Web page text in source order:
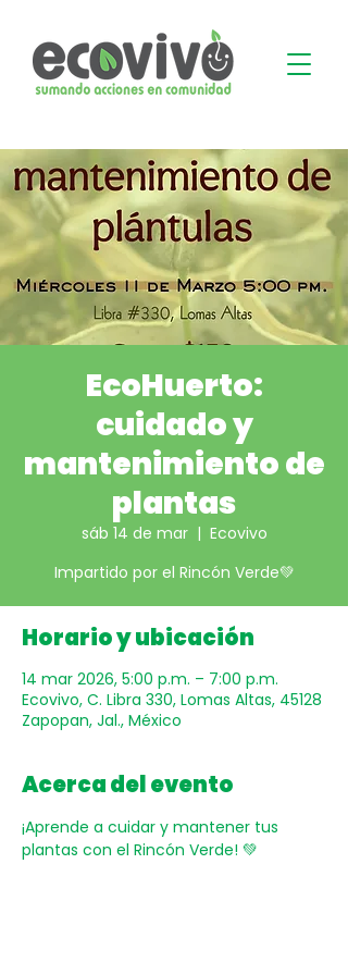
EcoHuerto:
cuidado y
mantenimiento de
plantas
sáb 14 de mar
  |
Ecovivo
Impartido por el Rincón Verde💚
Horario y ubicación
14 mar 2026, 5:00 p.m. – 7:00 p.m.
Ecovivo, C. Libra 330, Lomas Altas, 45128
Zapopan, Jal., México
Acerca del evento
¡Aprende a cuidar y mantener tus
plantas con el Rincón Verde! 💚